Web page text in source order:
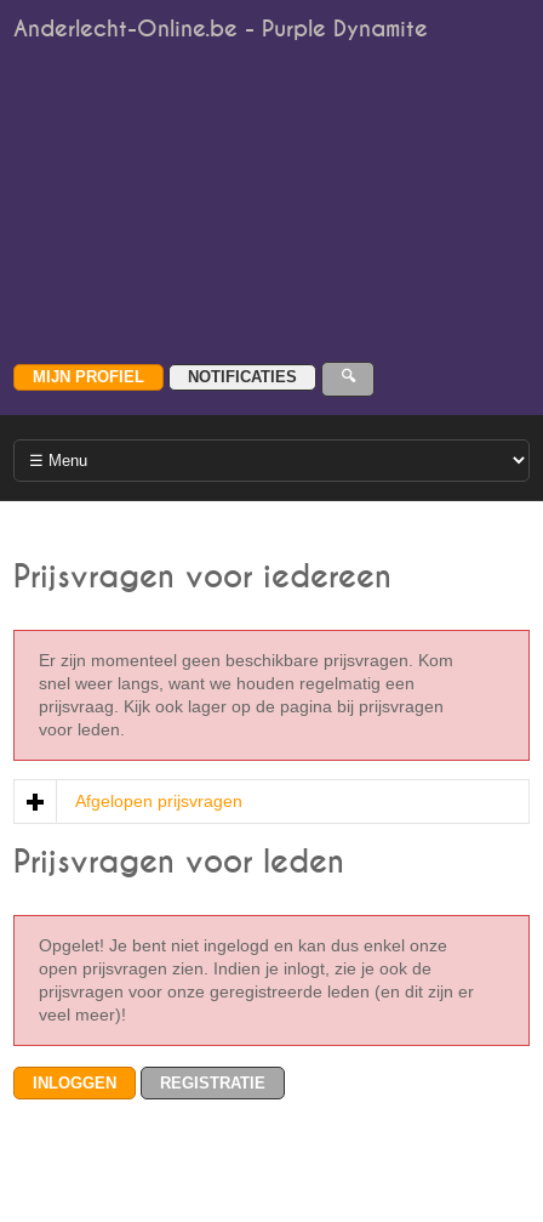
Anderlecht-Online.be - Purple Dynamite
Prijsvragen voor iedereen
Er zijn momenteel geen beschikbare prijsvragen. Kom
snel weer langs, want we houden regelmatig een
prijsvraag. Kijk ook lager op de pagina bij prijsvragen
voor leden.
Afgelopen prijsvragen
Prijsvragen voor leden
Opgelet! Je bent niet ingelogd en kan dus enkel onze
open prijsvragen zien. Indien je inlogt, zie je ook de
prijsvragen voor onze geregistreerde leden (en dit zijn er
veel meer)!